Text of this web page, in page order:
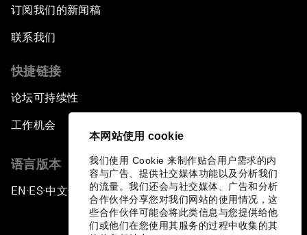
本网站使用 cookie
我们使用 Cookie 来制作贴合用户需求的内
容与广告、提供社交媒体功能以及分析我们
的流量。我们还会与社交媒体、广告和分析
合作伙伴分享您对我们网站的使用情况，这
些合作伙伴可能会将此类信息与您提供给他
们或他们在您使用其服务的过程中收集的其
订阅我们的新闻稿
联系我们
快捷链接
论坛可持续性
工作机会
语言版本
EN ▪ ES▪中文▪ 日本語